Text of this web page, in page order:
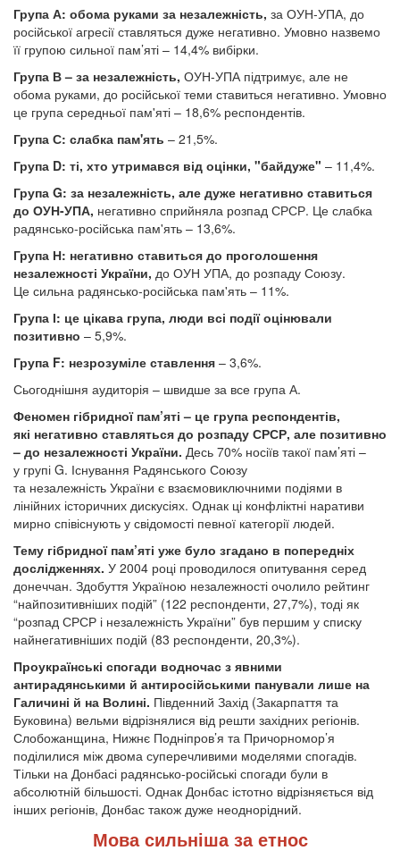
Група А: обома руками за незалежність, за ОУН-УПА, до
російської агресії ставляться дуже негативно. Умовно назвемо
її групою сильної пам’яті – 14,4% вибірки.
Група В – за незалежність, ОУН-УПА підтримує, але не
обома руками, до російської теми ставиться негативно. Умовно
це група середньої пам'яті – 18,6% респондентів.
Група С: слабка пам'ять – 21,5%.
Група D: ті, хто утримався від оцінки, "байдуже" – 11,4%.
Група G: за незалежність, але дуже негативно ставиться
до ОУН-УПА, негативно сприйняла розпад СРСР. Це слабка
радянсько-російська пам'ять – 13,6%.
Група Н: негативно ставиться до проголошення
незалежності України, до ОУН УПА, до розпаду Союзу.
Це сильна радянсько-російська пам'ять – 11%.
Група І: це цікава група, люди всі події оцінювали
позитивно – 5,9%.
Група F: незрозуміле ставлення – 3,6%.
Сьогоднішня аудиторія – швидше за все група А.
Феномен гібридної пам’яті – це група респондентів,
які негативно ставляться до розпаду СРСР, але позитивно
– до незалежності України. Десь 70% носіїв такої пам’яті –
у групі G. Існування Радянського Союзу
та незалежність України є взаємовиключними подіями в
лінійних історичних дискусіях. Однак ці конфліктні наративи
мирно співіснують у свідомості певної категорії людей.
Тему гібридної пам’яті уже було згадано в попередніх
дослідженнях. У 2004 році проводилося опитування серед
донеччан. Здобуття Україною незалежності очолило рейтинг
“найпозитивніших подій” (122 респонденти, 27,7%), тоді як
“розпад СРСР і незалежність України” був першим у списку
найнегативніших подій (83 респонденти, 20,3%).
Проукраїнські спогади водночас з явними
антирадянськими й антиросійськими панували лише на
Галичині й на Волині. Південний Захід (Закарпаття та
Буковина) вельми відрізнялися від решти західних регіонів.
Слобожанщина, Нижнє Подніпров’я та Причорномор’я
поділилися між двома суперечливими моделями спогадів.
Тільки на Донбасі радянсько-російські спогади були в
абсолютній більшості. Однак Донбас істотно відрізняється від
інших регіонів, Донбас також дуже неоднорідний.
Мова сильніша за етнос